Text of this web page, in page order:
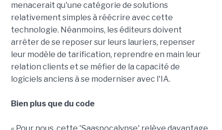
menacerait qu'une catégorie de solutions
relativement simples à réécrire avec cette
technologie. Néanmoins, les éditeurs doivent
arrêter de se reposer sur leurs lauriers, repenser
leur modèle de tarification, reprendre en main leur
relation clients et se méfier de la capacité de
logiciels anciens à se moderniser avec l'IA.
Bien plus que du code